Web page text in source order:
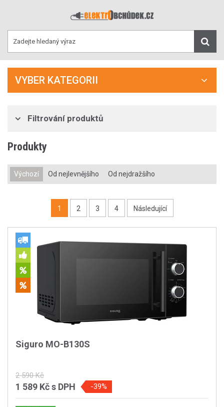
VYBER KATEGORII
Filtrování produktů
Produkty
Výchozí Od nejlevnějšího Od nejdražšího
1 2 3 4 Následující
Siguro MO-B130S
2 590 Kč
1 589 Kčs DPH -39%